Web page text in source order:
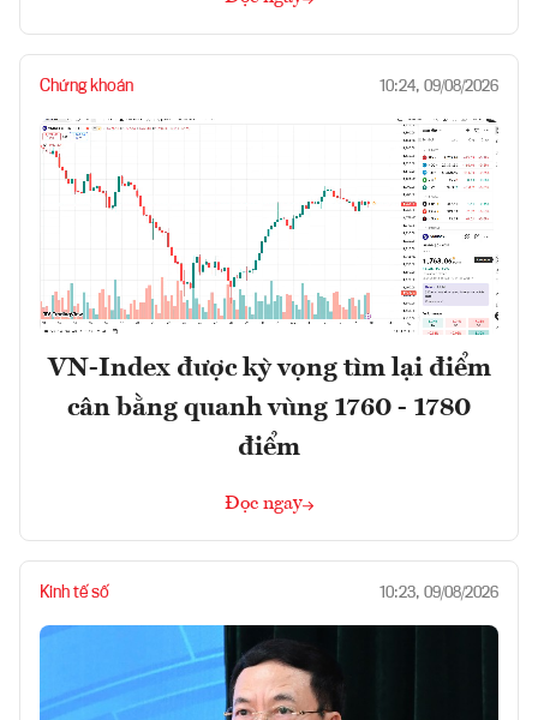
Chứng khoán 10:24, 09/08/2026
VN-Index được kỳ vọng tìm lại điểm
cân bằng quanh vùng 1760 - 1780
điểm
Đọc ngay
Kinh tế số 10:23, 09/08/2026